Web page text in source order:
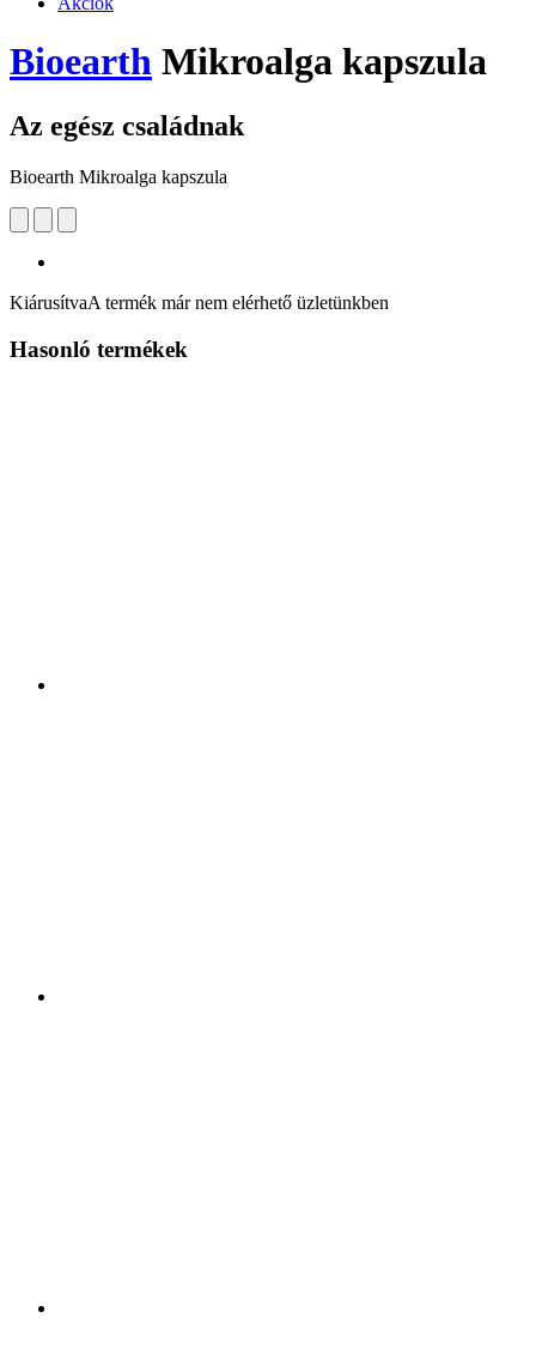
Bioearth Mikroalga kapszula
Az egész családnak
Bioearth Mikroalga kapszula
KiárusítvaA termék már nem elérhető üzletünkben
Hasonló termékek